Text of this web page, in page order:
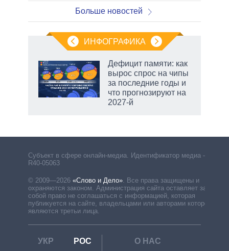
Больше новостей
ИНФОГРАФИКА
Дефицит памяти: как
вырос спрос на чипы
за последние годы и
что прогнозируют на
2027-й
Субъект в сфере онлайн-медиа. Идентификатор медиа –
R40-05063
© 2009—2026 «Слово и Дело»
Все права защищены и
охраняются законом. Администрация сайта оставляет за
собой право не соглашаться с информацией, которая
публикуется на сайте, владельцами или авторами которой
являются третьи лица.
УКР РОС
О НАС